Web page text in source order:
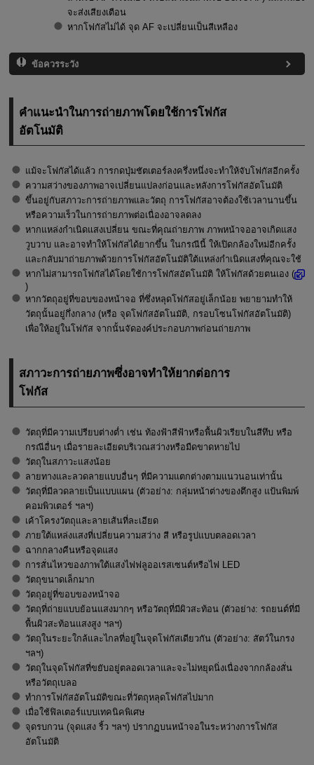
จะส่งเสียงเตือน
หากโฟกัสไม่ได้ จุด AF จะเปลี่ยนเป็นสีเหลือง
ข้อควรระวัง
คำแนะนำในการถ่ายภาพโดยใช้การโฟกัส
อัตโนมัติ
แม้จะโฟกัสได้แล้ว การกดปุ่มชัตเตอร์ลงครึ่งหนึ่งจะทำให้จับโฟกัสอีกครั้ง
ความสว่างของภาพอาจเปลี่ยนแปลงก่อนและหลังการโฟกัสอัตโนมัติ
ขึ้นอยู่กับสภาวะการถ่ายภาพและวัตถุ การโฟกัสอาจต้องใช้เวลานานขึ้น
หรือความเร็วในการถ่ายภาพต่อเนื่องอาจลดลง
หากแหล่งกำเนิดแสงเปลี่ยน ขณะที่คุณถ่ายภาพ ภาพหน้าจออาจเกิดแสง
วูบวาบ และอาจทำให้โฟกัสได้ยากขึ้น ในกรณีนี้ ให้เปิดกล้องใหม่อีกครั้ง
และกลับมาถ่ายภาพด้วยการโฟกัสอัตโนมัติใต้แหล่งกำเนิดแสงที่คุณจะใช้
หากไม่สามารถโฟกัสได้โดยใช้การโฟกัสอัตโนมัติ ให้โฟกัสด้วยตนเอง (
)
หากวัตถุอยู่ที่ขอบของหน้าจอ ที่ซึ่งหลุดโฟกัสอยู่เล็กน้อย พยายามทำให้
วัตถุนั้นอยู่กึ่งกลาง (หรือ จุดโฟกัสอัตโนมัติ, กรอบโซนโฟกัสอัตโนมัติ)
เพื่อให้อยู่ในโฟกัส จากนั้นจัดองค์ประกอบภาพก่อนถ่ายภาพ
สภาวะการถ่ายภาพซึ่งอาจทำให้ยากต่อการ
โฟกัส
วัตถุที่มีความเปรียบต่างต่ำ เช่น ท้องฟ้าสีฟ้าหรือพื้นผิวเรียบในสีทึบ หรือ
กรณีอื่นๆ เมื่อรายละเอียดบริเวณสว่างหรือมืดขาดหายไป
วัตถุในสภาวะแสงน้อย
ลายทางและลวดลายแบบอื่นๆ ที่มีความแตกต่างตามแนวนอนเท่านั้น
วัตถุที่มีลวดลายเป็นแบบแผน (ตัวอย่าง: กลุ่มหน้าต่างของตึกสูง แป้นพิมพ์
คอมพิวเตอร์ ฯลฯ)
เค้าโครงวัตถุและลายเส้นที่ละเอียด
ภายใต้แหล่งแสงที่เปลี่ยนความสว่าง สี หรือรูปแบบตลอดเวลา
ฉากกลางคืนหรือจุดแสง
การสั่นไหวของภาพใต้แสงไฟฟลูออเรสเซนต์หรือไฟ LED
วัตถุขนาดเล็กมาก
วัตถุอยู่ที่ขอบของหน้าจอ
วัตถุที่ถ่ายแบบย้อนแสงมากๆ หรือวัตถุที่มีผิวสะท้อน (ตัวอย่าง: รถยนต์ที่มี
พื้นผิวสะท้อนแสงสูง ฯลฯ)
วัตถุในระยะใกล้และไกลที่อยู่ในจุดโฟกัสเดียวกัน (ตัวอย่าง: สัตว์ในกรง
ฯลฯ)
วัตถุในจุดโฟกัสที่ขยับอยู่ตลอดเวลาและจะไม่หยุดนิ่งเนื่องจากกล้องสั่น
หรือวัตถุเบลอ
ทำการโฟกัสอัตโนมัติขณะที่วัตถุหลุดโฟกัสไปมาก
เมื่อใช้ฟิลเตอร์แบบเทคนิคพิเศษ
จุดรบกวน (จุดแสง ริ้ว ฯลฯ) ปรากฏบนหน้าจอในระหว่างการโฟกัส
อัตโนมัติ